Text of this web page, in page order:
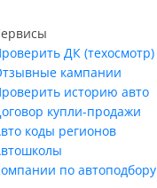
ДК (техосмотр)
кампании
историю авто
купли-продажи
коды регионов
по автоподбору